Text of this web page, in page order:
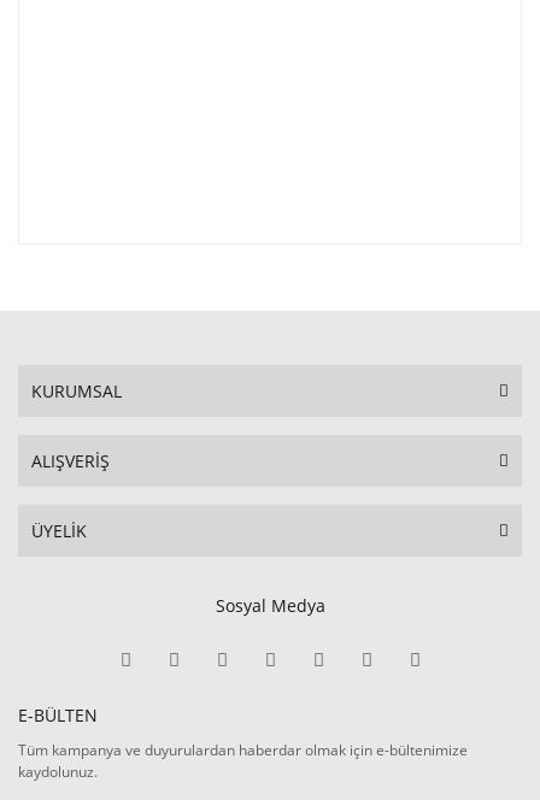
KURUMSAL
ALIŞVERİŞ
ÜYELİK
Sosyal Medya
E-BÜLTEN
Tüm kampanya ve duyurulardan haberdar olmak için e-bültenimize
kaydolunuz.